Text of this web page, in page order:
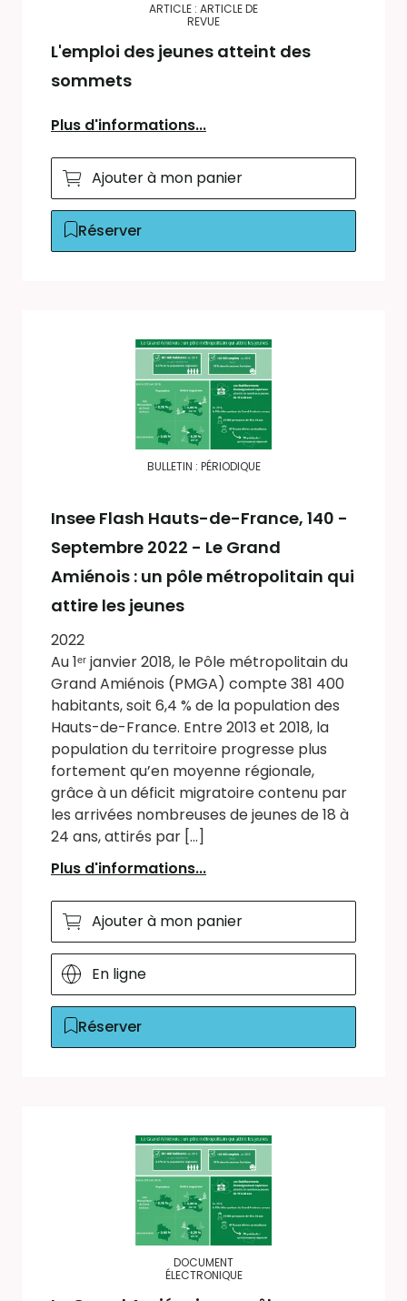
ARTICLE : ARTICLE DE
REVUE
L'emploi des jeunes atteint des
sommets
Plus d'informations...
Ajouter à mon panier
Réserver
BULLETIN : PÉRIODIQUE
Insee Flash Hauts-de-France, 140 -
Septembre 2022 - Le Grand
Amiénois : un pôle métropolitain qui
attire les jeunes
2022
Au 1ᵉʳ janvier 2018, le Pôle métropolitain du
Grand Amiénois (PMGA) compte 381 400
habitants, soit 6,4 % de la population des
Hauts-de-France. Entre 2013 et 2018, la
population du territoire progresse plus
fortement qu’en moyenne régionale,
grâce à un déficit migratoire contenu par
les arrivées nombreuses de jeunes de 18 à
24 ans, attirés par [...]
Plus d'informations...
Ajouter à mon panier
En ligne
Réserver
DOCUMENT
ÉLECTRONIQUE